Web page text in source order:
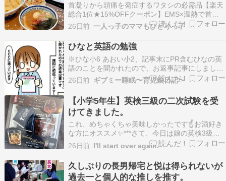
首凝りから頭痛を発症するワタシの必需品【楽天
総合1位★15%OFFクーポン】EMS×温熱で首ケ
ア NIPLUX NECK RELAX ニップラックス ネック
リラックス 健康 グッズ 首 EMS 首コリ 低周波 コ
ードレス USB充電 プレゼント 実用的 温める リ
ラックス楽天市…
26日前 一人っ子のママもひとりっ子
ひなと英語の勉強
※ひな小6 あおい小2、記事末にPR含むひなの英
語のことを聞かれたので、お返事記事にしました
(*´∇｀*)コツコツ頑張っています！小3のときに
ECCに入りました 初めての英検5級 最初の頃は宿
題の量や進め方に戸惑っていましたが、ちゃんと
頑張っています…！コツコツ行こう、コツコツ。
…
26日前 ギブミー睡眠〜育児絵日記〜
【小学5年生】英検三級の二次試験を受
けてきました。
これ、めちゃくちゃ美味しかったです☝️お酒好き
な方にオススメ✨***さて、今日は娘の英検3級の
二次試験（面接）でした。主人は出張中のため、
私一人で付き添いです。会場近くの駅のバス乗り
場で迷っていたら、並んでいた方が「あっちのバ
スの方が早いよ」と教えてくださって！（日曜日
でバスの…
26日前 I'll start over again.
久しぶりの長男帰宅と悦は得られないが
過去一と個人的な推しを推す。